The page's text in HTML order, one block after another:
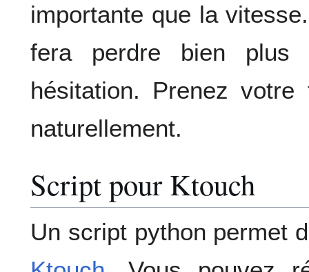
importante que la
fera perdre bien plus
hésitation. Prenez
naturellement.
Script pour Ktouch
Un script python permet